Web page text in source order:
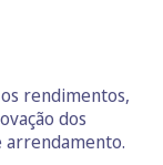
rendimentos,
dos
arrendamento.